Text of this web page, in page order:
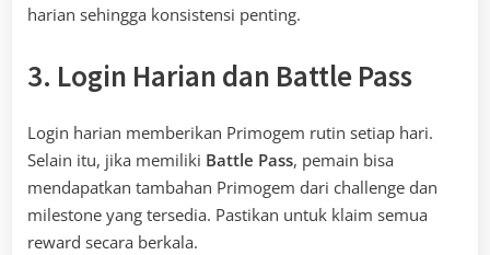
harian sehingga konsistensi penting.
3. Login Harian dan Battle Pass
Login harian memberikan Primogem rutin setiap hari.
Selain itu, jika memiliki Battle Pass, pemain bisa
mendapatkan tambahan Primogem dari challenge dan
milestone yang tersedia. Pastikan untuk klaim semua
reward secara berkala.